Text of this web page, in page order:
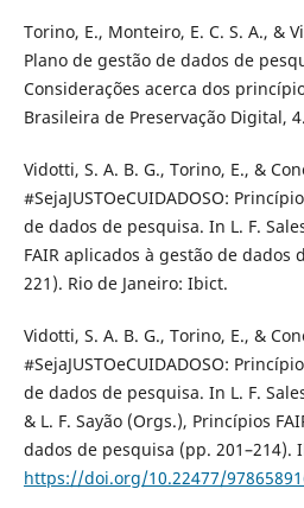
Torino, E., Monteiro, E. C. S. A., &
Plano de gestão de dados de
Considerações acerca dos
Brasileira de Preservação Digital, 4.
Vidotti, S. A. B. G., Torino, E., &
#SejaJUSTOeCUIDADOSO:
de dados de pesquisa. In L. F.
FAIR aplicados à gestão de dados
221). Rio de Janeiro: Ibict.
Vidotti, S. A. B. G., Torino, E., &
#SejaJUSTOeCUIDADOSO:
de dados de pesquisa. In L. F.
& L. F. Sayão (Orgs.), Princípios
dados de pesquisa (pp. 201–214).
https://doi.org/10.22477/